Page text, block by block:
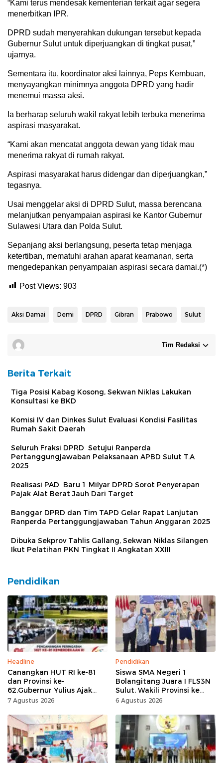
“Kami terus mendesak kementerian terkait agar segera
menerbitkan IPR.
DPRD sudah menyerahkan dukungan tersebut kepada
Gubernur Sulut untuk diperjuangkan di tingkat pusat,”
ujarnya.
Sementara itu, koordinator aksi lainnya, Peps Kembuan,
menyayangkan minimnya anggota DPRD yang hadir
menemui massa aksi.
Ia berharap seluruh wakil rakyat lebih terbuka menerima
aspirasi masyarakat.
“Kami akan mencatat anggota dewan yang tidak mau
menerima rakyat di rumah rakyat.
Aspirasi masyarakat harus didengar dan diperjuangkan,”
tegasnya.
Usai menggelar aksi di DPRD Sulut, massa berencana
melanjutkan penyampaian aspirasi ke Kantor Gubernur
Sulawesi Utara dan Polda Sulut.
Sepanjang aksi berlangsung, peserta tetap menjaga
ketertiban, mematuhi arahan aparat keamanan, serta
mengedepankan penyampaian aspirasi secara damai.(*)
Post Views: 903
Aksi Damai Demi DPRD Gibran Prabowo Sulut
Tim Redaksi
Berita Terkait
Tiga Posisi Kabag Kosong, Sekwan Niklas Lakukan
Konsultasi ke BKD
Komisi IV dan Dinkes Sulut Evaluasi Kondisi Fasilitas
Rumah Sakit Daerah
Seluruh Fraksi DPRD Setujui Ranperda
Pertanggungjawaban Pelaksanaan APBD Sulut T.A
2025
Realisasi PAD Baru 1 Milyar DPRD Sorot Penyerapan
Pajak Alat Berat Jauh Dari Target
Banggar DPRD dan Tim TAPD Gelar Rapat Lanjutan
Ranperda Pertanggungjawaban Tahun Anggaran 2025
Dibuka Sekprov Tahlis Gallang, Sekwan Niklas Silangen
Ikut Pelatihan PKN Tingkat II Angkatan XXIII
Pendidikan
Headline
Canangkan HUT RI ke-81
dan Provinsi ke-
62,Gubernur Yulius Ajak
Seluruh Masyarakat
Kemerdekaan Momentum
Kerja Keras
7 Agustus 2026
Pendidikan
Siswa SMA Negeri 1
Bolangitang Juara I FLS3N
Sulut, Wakili Provinsi ke
Tingkat Nasional
6 Agustus 2026